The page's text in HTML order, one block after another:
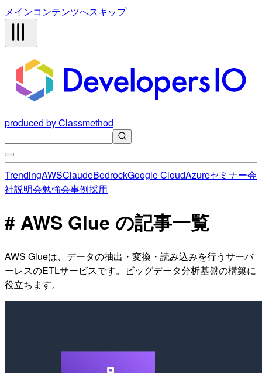
メインコンテンツへスキップ
produced by Classmethod
TrendingAWSClaudeBedrockGoogle CloudAzureセミナー会
社説明会勉強会事例採用
# AWS Glue の記事一覧
AWS Glueは、データの抽出・変換・読み込みを行うサーバ
ーレスのETLサービスです。ビッグデータ分析基盤の構築に
役立ちます。